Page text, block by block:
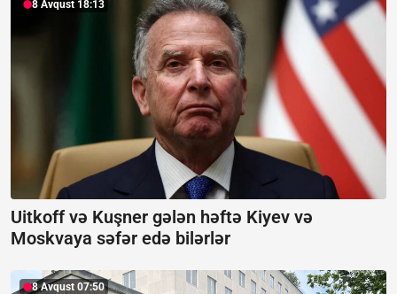
8 Avqust 18:13
Uitkoff və Kuşner gələn həftə Kiyev və
Moskvaya səfər edə bilərlər
8 Avqust 07:50